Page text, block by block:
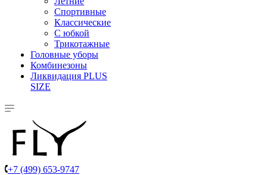
Спортивные
Классические
С юбкой
Трикотажные
Головные уборы
Комбинезоны
Ликвидация PLUS
SIZE
+7 (499) 653-9747